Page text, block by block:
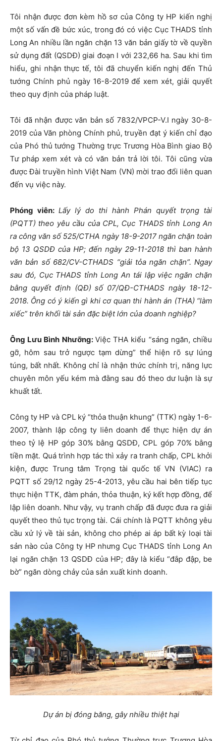
Tôi nhận được đơn kèm hồ sơ của Công ty HP kiến nghị
một số vấn đề bức xúc, trong đó có việc Cục THADS tỉnh
Long An nhiều lần ngăn chặn 13 văn bản giấy tờ về quyền
sử dụng đất (QSDĐ) giai đoạn I với 232,66 ha. Sau khi tìm
hiểu, ghi nhận thực tế, tôi đã chuyển kiến nghị đến Thủ
tướng Chính phủ ngày 16-8-2019 để xem xét, giải quyết
theo quy định của pháp luật.
Tôi đã nhận được văn bản số 7832/VPCP-V.I ngày 30-8-
2019 của Văn phòng Chính phủ, truyền đạt ý kiến chỉ đạo
của Phó thủ tướng Thường trực Trương Hòa Bình giao Bộ
Tư pháp xem xét và có văn bản trả lời tôi. Tôi cũng vừa
được Đài truyền hình Việt Nam (VN) mời trao đổi liên quan
đến vụ việc này.
Phóng viên: Lấy lý do thi hành Phán quyết trọng tài
(PQTT) theo yêu cầu của CPL, Cục THADS tỉnh Long An
ra công văn số 525/CTHA ngày 18-9-2017 ngăn chặn toàn
bộ 13 QSDĐ của HP; đến ngày 29-11-2018 thì ban hành
văn bản số 682/CV-CTHADS “giải tỏa ngăn chặn”. Ngay
sau đó, Cục THADS tỉnh Long An tái lập việc ngăn chặn
bằng quyết định (QĐ) số 07/QĐ-CTHADS ngày 18-12-
2018. Ông có ý kiến gì khi cơ quan thi hành án (THA) “làm
xiếc” trên khối tài sản đặc biệt lớn của doanh nghiệp?
Ông Lưu Bình Nhưỡng: Việc THA kiểu “sáng ngăn, chiều
gỡ, hôm sau trở ngược tạm dừng” thể hiện rõ sự lúng
túng, bất nhất. Không chỉ là nhận thức chính trị, năng lực
chuyên môn yếu kém mà đằng sau đó theo dư luận là sự
khuất tất.
Công ty HP và CPL ký “thỏa thuận khung” (TTK) ngày 1-6-
2007, thành lập công ty liên doanh để thực hiện dự án
theo tỷ lệ HP góp 30% bằng QSDĐ, CPL góp 70% bằng
tiền mặt. Quá trình hợp tác thì xảy ra tranh chấp, CPL khởi
kiện, được Trung tâm Trọng tài quốc tế VN (VIAC) ra
PQTT số 29/12 ngày 25-4-2013, yêu cầu hai bên tiếp tục
thực hiện TTK, đàm phán, thỏa thuận, ký kết hợp đồng, để
lập liên doanh. Như vậy, vụ tranh chấp đã được đưa ra giải
quyết theo thủ tục trọng tài. Cái chính là PQTT không yêu
cầu xử lý về tài sản, không cho phép ai áp bất kỳ loại tài
sản nào của Công ty HP nhưng Cục THADS tỉnh Long An
lại ngăn chặn 13 QSDĐ của HP; đây là kiểu “đắp đập, be
bờ” ngăn dòng chảy của sản xuất kinh doanh.
Dự án bị đóng băng, gây nhiều thiệt hại